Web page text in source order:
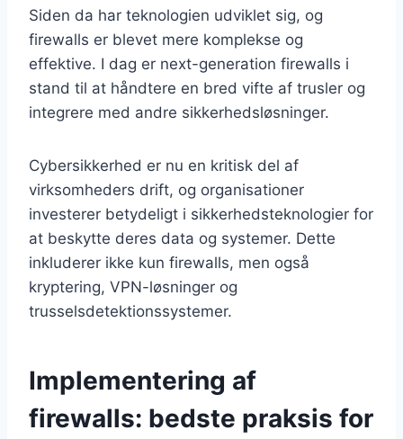
Siden da har teknologien udviklet sig, og
firewalls er blevet mere komplekse og
effektive. I dag er next-generation firewalls i
stand til at håndtere en bred vifte af trusler og
integrere med andre sikkerhedsløsninger.
Cybersikkerhed er nu en kritisk del af
virksomheders drift, og organisationer
investerer betydeligt i sikkerhedsteknologier for
at beskytte deres data og systemer. Dette
inkluderer ikke kun firewalls, men også
kryptering, VPN-løsninger og
trusselsdetektionssystemer.
Implementering af
firewalls: bedste praksis for